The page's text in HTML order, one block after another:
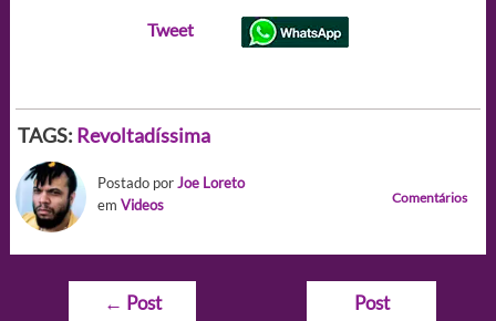
Tweet
TAGS: Revoltadíssima
Postado porJoe Loreto
em Videos Comentários
Navegação
← Post
Post